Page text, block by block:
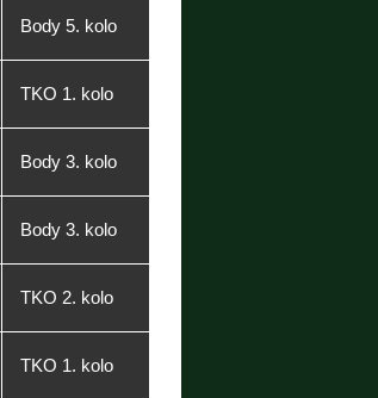
Body 5. kolo
TKO 1. kolo
Body 3. kolo
Body 3. kolo
TKO 2. kolo
TKO 1. kolo